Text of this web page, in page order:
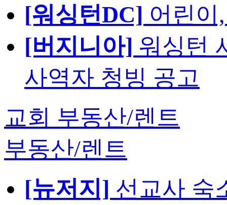
[워싱턴DC] 어린이
[버지니아] 워싱턴
사역자 청빙 공고
교회 부동산/렌트
부동산/렌트
[뉴저지] 선교사 숙